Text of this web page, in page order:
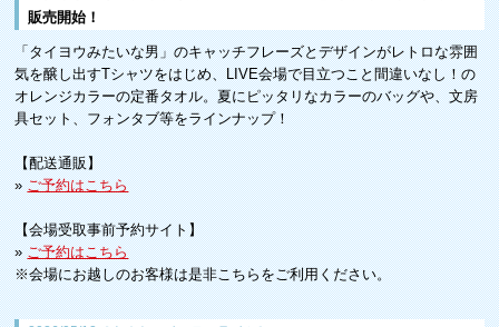
販売開始！
「タイヨウみたいな男」のキャッチフレーズとデザインがレトロな雰囲
気を醸し出すTシャツをはじめ、LIVE会場で目立つこと間違いなし！の
オレンジカラーの定番タオル。夏にピッタリなカラーのバッグや、文房
具セット、フォンタブ等をラインナップ！
【配送通販】
»ご予約はこちら
【会場受取事前予約サイト】
»ご予約はこちら
※会場にお越しのお客様は是非こちらをご利用ください。